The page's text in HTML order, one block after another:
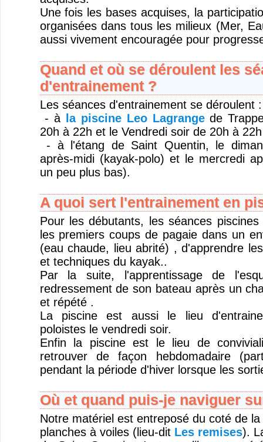
Une fois les bases acquises, la
organisées dans tous les milieux (Mer,
aussi vivement encouragée pour
Quand et où se déroulent les
d'entrainement ?
Les séances d'entrainement se déroulent :
- à
la piscine Leo Lagrangede
20h à 22h et le Vendredi soir de 20h à
- à l'étang de Saint Quentin, le
après-midi (kayak-polo) et le mercredi
un peu plus bas).
A quoi sert l'entrainement en
Pour les débutants, les séances
les premiers coups de pagaie dans un
(eau chaude, lieu abrité) , d'apprendre
et techniques du kayak..
Par la suite, l'apprentissage de
redressement de son bateau après un
et répété .
La piscine est aussi le lieu
poloistes le vendredi soir.
Enfin la piscine est le lieu de
retrouver de façon hebdomadaire
pendant la période d'hiver lorsque les
Où et quand puis-je naviguer
Notre matériel est entreposé du coté de
planches à voiles (lieu-dit Les remises).